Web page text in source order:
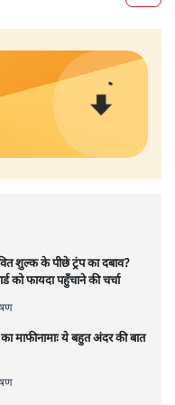
शुल्क के पीछे ट्रंप का दबाव?
को फायदा पहुँचाने की चर्चा
माफीनामाः ये बहुत अंदर की बात